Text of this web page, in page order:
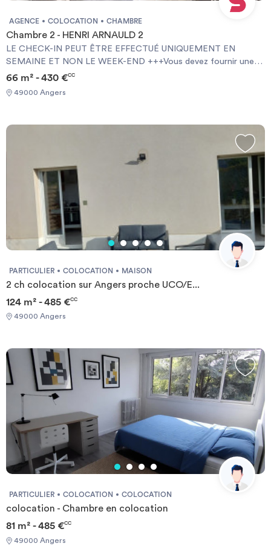
AGENCE COLOCATION CHAMBRE
Chambre 2 - HENRI ARNAULD 2
LE CHECK-IN PEUT ÊTRE EFFECTUÉ UNIQUEMENT EN
SEMAINE ET NON LE WEEK-END +++Vous devez fournir une
Garantie Visale obligatoirement et une assurance habitation+++
[ENG] CHECK-IN CAN ONLY BE DONE ON WEEKDAYS AND
NOT AT WEEKENDS +++You must provide a Visale Guarantee
66 m² - 430 €CC
49000 Angers
PARTICULIER COLOCATION MAISON
2 ch colocation sur Angers proche UCO/E...
124 m² - 485 €CC
49000 Angers
PARTICULIER COLOCATION COLOCATION
colocation - Chambre en colocation
81 m² - 485 €CC
49000 Angers